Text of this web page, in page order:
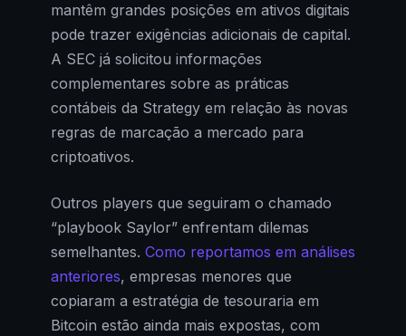
mantêm grandes posições em ativos digitais
pode trazer exigências adicionais de capital.
A SEC já solicitou informações
complementares sobre as práticas
contábeis da Strategy em relação às novas
regras de marcação a mercado para
criptoativos.
Outros players que seguiram o chamado
“playbook Saylor” enfrentam dilemas
semelhantes. Como reportamos em análises
anteriores, empresas menores que
copiaram a estratégia de tesouraria em
Bitcoin estão ainda mais expostas, com